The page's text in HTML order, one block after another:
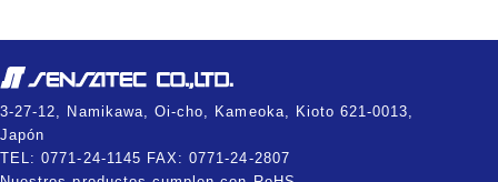
3-27-12, Namikawa, Oi-cho, Kameoka, Kioto 621-0013,
Japón
TEL: 0771-24-1145 FAX: 0771-24-2807